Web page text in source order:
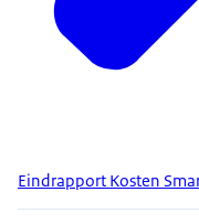
Eindrapport Kosten